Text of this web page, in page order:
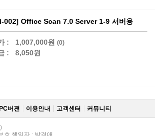
002] Office Scan 7.0 Server 1-9 서버용
: 1,007,000원 (0)
: 8,050원
PC버젼 이용안내 고객센터 커뮤니티
호 책임자 : 박경애